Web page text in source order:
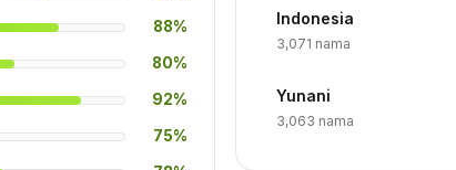
88%
80%
92%
75%
Indonesia
3,071 nama
Yunani
3,063 nama